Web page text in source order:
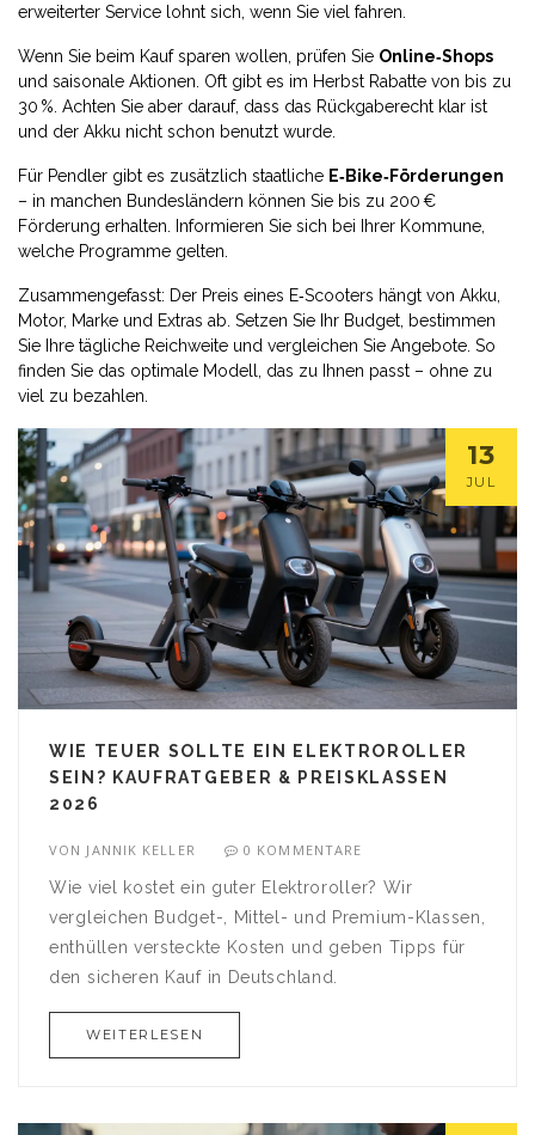
erweiterter Service lohnt sich, wenn Sie viel fahren.
Wenn Sie beim Kauf sparen wollen, prüfen Sie Online‑Shops
und saisonale Aktionen. Oft gibt es im Herbst Rabatte von bis zu
30 %. Achten Sie aber darauf, dass das Rückgaberecht klar ist
und der Akku nicht schon benutzt wurde.
Für Pendler gibt es zusätzlich staatliche E‑Bike‑Förderungen
– in manchen Bundesländern können Sie bis zu 200 €
Förderung erhalten. Informieren Sie sich bei Ihrer Kommune,
welche Programme gelten.
Zusammengefasst: Der Preis eines E‑Scooters hängt von Akku,
Motor, Marke und Extras ab. Setzen Sie Ihr Budget, bestimmen
Sie Ihre tägliche Reichweite und vergleichen Sie Angebote. So
finden Sie das optimale Modell, das zu Ihnen passt – ohne zu
viel zu bezahlen.
13
JUL
WIE TEUER SOLLTE EIN ELEKTROROLLER
SEIN? KAUFRATGEBER & PREISKLASSEN
2026
VON JANNIK KELLER 0 KOMMENTARE
Wie viel kostet ein guter Elektroroller? Wir
vergleichen Budget-, Mittel- und Premium-Klassen,
enthüllen versteckte Kosten und geben Tipps für
den sicheren Kauf in Deutschland.
WEITERLESEN